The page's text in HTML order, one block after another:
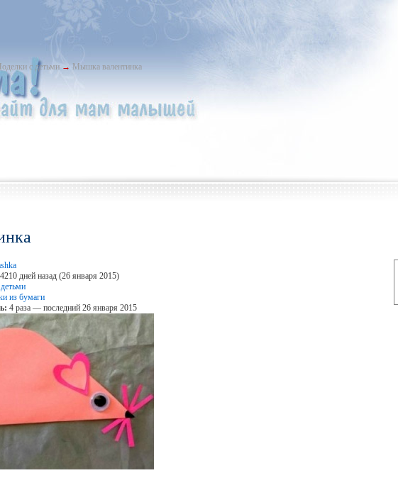
с детьми → Мышка валентинка
4210 дней назад (26 января 2015)
из бумаги
4 раза — последний 26 января 2015